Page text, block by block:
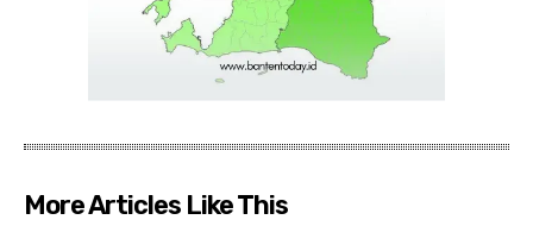
More Articles Like This